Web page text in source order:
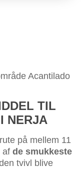
Acantilado
TIL
NERJA
på mellem 11
af de smukkeste
tvivl blive